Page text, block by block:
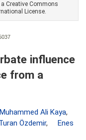
Creative Commons
License.
influence
from a
Muhammed Ali Kaya,
Özdemir,
Enes